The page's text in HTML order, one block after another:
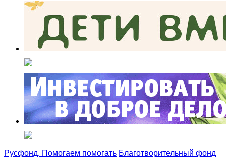
Русфонд. Помогаем помогать Благотворительный фонд